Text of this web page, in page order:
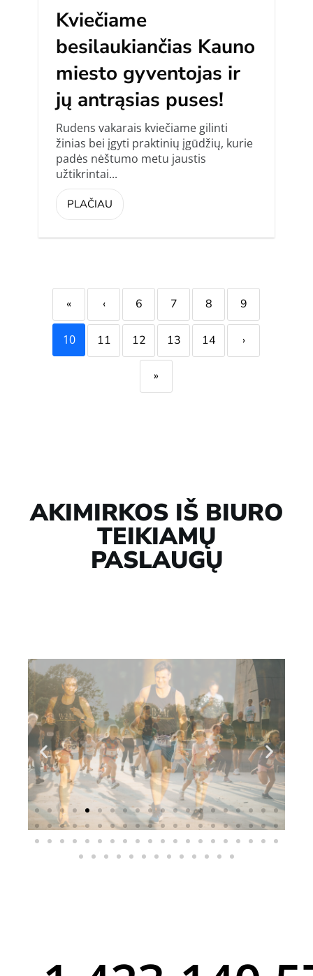
Kviečiame
besilaukiančias Kauno
miesto gyventojas ir
jų antrąsias puses!
Rudens vakarais kviečiame gilinti
žinias bei įgyti praktinių įgūdžių, kurie
padės nėštumo metu jaustis
užtikrintai...
PLAČIAU
« ‹ 6 7 8 9
10 11 12 13 14 ›
»
AKIMIRKOS IŠ BIURO
TEIKIAMŲ
PASLAUGŲ